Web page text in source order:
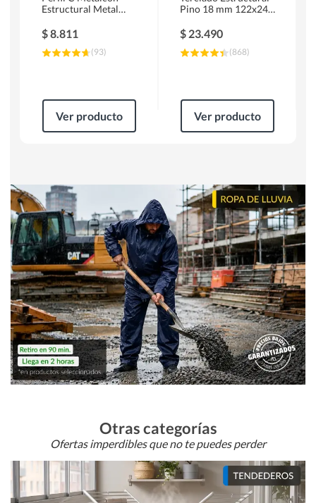
Estructural Metal
$8.811
(93)
Ver producto
Pino 18 mm 122x244
$ 23.490
(868)
Ver producto
Otras categorías
Ofertas imperdibles que no te puedes perder